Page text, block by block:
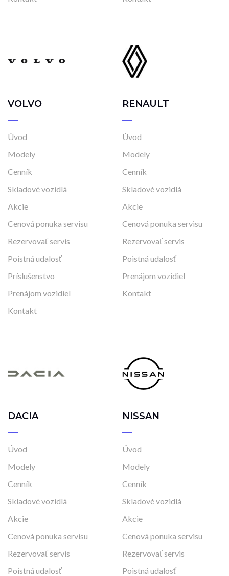
VOLVO
Úvod
Modely
Cenník
Skladové vozidlá
Akcie
Cenová ponuka servisu
Rezervovať servis
Poistná udalosť
Príslušenstvo
Prenájom vozidiel
Kontakt
RENAULT
Úvod
Modely
Cenník
Skladové vozidlá
Akcie
Cenová ponuka servisu
Rezervovať servis
Poistná udalosť
Prenájom vozidiel
Kontakt
DACIA
Úvod
Modely
Cenník
Skladové vozidlá
Akcie
Cenová ponuka servisu
Rezervovať servis
Poistná udalosť
NISSAN
Úvod
Modely
Cenník
Skladové vozidlá
Akcie
Cenová ponuka servisu
Rezervovať servis
Poistná udalosť